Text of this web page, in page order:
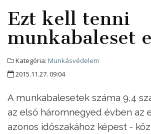
Ezt kell tenni
munkabaleset
Kategória: Munkásvédelem
2015.11.27. 09:04
A munkabalesetek száma 9,4
az első háromnegyed évben az
azonos időszakához képest -